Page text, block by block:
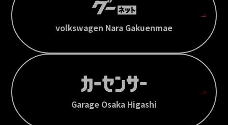
volkswagen Nara Gakuenmae
Garage Osaka Higashi